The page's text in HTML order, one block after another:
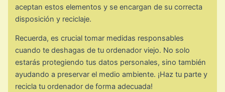
aceptan estos elementos y se encargan de su correcta
disposición y reciclaje.
Recuerda, es crucial tomar medidas responsables
cuando te deshagas de tu ordenador viejo. No solo
estarás protegiendo tus datos personales, sino también
ayudando a preservar el medio ambiente. ¡Haz tu parte y
recicla tu ordenador de forma adecuada!